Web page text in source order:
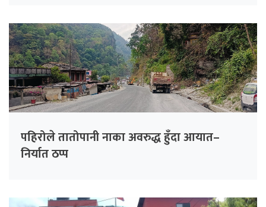
पहिरोले तातोपानी नाका अवरुद्ध हुँदा आयात–
निर्यात ठप्प